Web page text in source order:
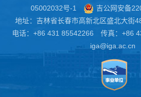
05002032号-1
吉公网安备
地址：吉林省长春市高新北区盛北大
电话：+86 431 85542266 传真：+86
iga@iga.ac.cn